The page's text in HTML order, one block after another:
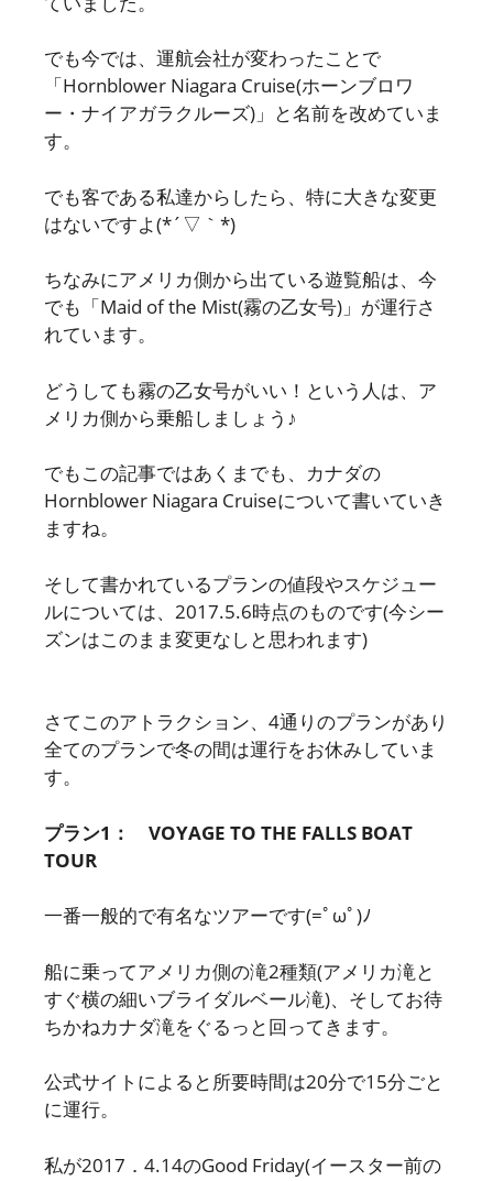
でも今では、運航会社が変わったことで
「Hornblower Niagara Cruise(ホーンブロワ
ー・ナイアガラクルーズ)」と名前を改めていま
す。
でも客である私達からしたら、特に大きな変更
はないですよ(*´▽｀*)
ちなみにアメリカ側から出ている遊覧船は、今
でも「Maid of the Mist(霧の乙女号)」が運行さ
れています。
どうしても霧の乙女号がいい！という人は、ア
メリカ側から乗船しましょう♪
でもこの記事ではあくまでも、カナダの
Hornblower Niagara Cruiseについて書いていき
ますね。
そして書かれているプランの値段やスケジュー
ルについては、2017.5.6時点のものです(今シー
ズンはこのまま変更なしと思われます)
さてこのアトラクション、4通りのプランがあり
全てのプランで冬の間は運行をお休みしていま
す。
プラン1： VOYAGE TO THE FALLS BOAT
TOUR
一番一般的で有名なツアーです(=ﾟωﾟ)ﾉ
船に乗ってアメリカ側の滝2種類(アメリカ滝と
すぐ横の細いブライダルベール滝)、そしてお待
ちかねカナダ滝をぐるっと回ってきます。
公式サイトによると所要時間は20分で15分ごと
に運行。
私が2017．4.14のGood Friday(イースター前の